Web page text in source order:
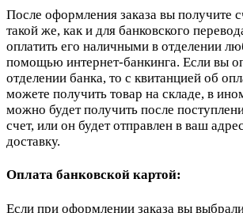
После оформления заказа вы получите
такой же, как и для банковского
оплатить его наличными в отделении
помощью интернет-банкинга. Если вы
отделении банка, то с квитанцией об
можете получить товар на складе, в
можно будет получить после
счет, или он будет отправлен в ваш
доставку.
Оплата банковской картой:
Если при оформлении заказа вы